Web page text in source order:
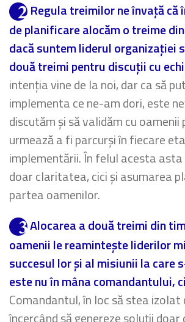
Regula treimilor ne învață că
de planificare alocăm o treime
dacă suntem liderul organizației
două treimi pentru discuții cu
intenția vine de la noi, dar ca să
implementa ce ne-am dori, este
discutăm și să validăm cu oamenii
urmează a fi parcurși în fiecare
implementării. În felul acesta
doar claritatea, cici și asumarea
partea oamenilor.
Alocarea a două treimi din
oamenii le reamintește liderilor
succesul lor și al misiunii la care
este nu în mâna comandantului,
Comandantul, în loc să stea izolat